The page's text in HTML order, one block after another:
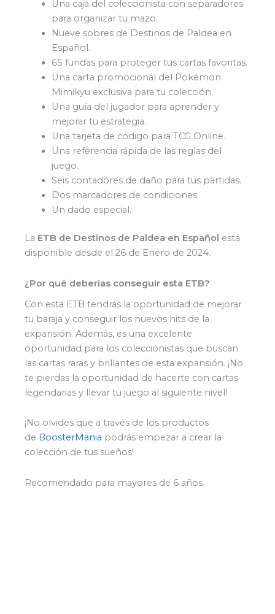
Una caja del coleccionista con separadores
para organizar tu mazo.
Nueve sobres de Destinos de Paldea en
Español.
65 fundas para proteger tus cartas favoritas.
Una carta promocional del Pokémon
Mimikyu exclusiva para tu colección.
Una guía del jugador para aprender y
mejorar tu estrategia.
Una tarjeta de código para TCG Online.
Una referencia rápida de las reglas del
juego.
Seis contadores de daño para tus partidas.
Dos marcadores de condiciones.
Un dado especial.
La ETB de Destinos de Paldea en Español está
disponible desde el 26 de Enero de 2024.
¿Por qué deberías conseguir esta ETB?
Con esta ETB tendrás la oportunidad de mejorar
tu baraja y conseguir los nuevos hits de la
expansión. Además, es una excelente
oportunidad para los coleccionistas que buscan
las cartas raras y brillantes de esta expansión. ¡No
te pierdas la oportunidad de hacerte con cartas
legendarias y llevar tu juego al siguiente nivel!
¡No olvides que a través de los productos
de BoosterMania podrás empezar a crear la
colección de tus sueños!
Recomendado para mayores de 6 años.